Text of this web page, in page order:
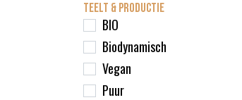
TEELT & PRODUCTIE
BIO
Biodynamisch
Vegan
Puur